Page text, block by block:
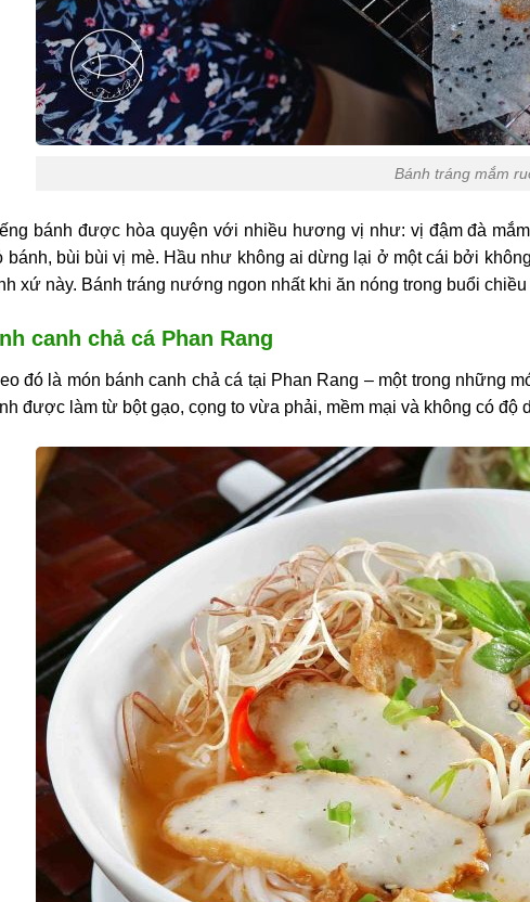
Bánh tráng mắm
bánh được hòa quyện với nhiều hương vị như: vị đậm đà
bánh, bùi bùi vị mè. Hầu như không ai dừng lại ở một cái bởi
xứ này. Bánh tráng nướng ngon nhất khi ăn nóng trong buổi
canh chả cá Phan Rang
đó là món bánh canh chả cá tại Phan Rang – một trong những
được làm từ bột gạo, cọng to vừa phải, mềm mại và không có độ